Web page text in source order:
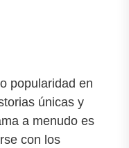
popularidad en
únicas y
a menudo es
con los